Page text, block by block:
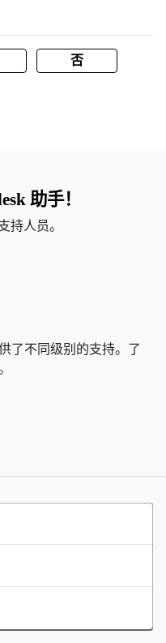
否
助手！
人员。
了不同级别的支持。了